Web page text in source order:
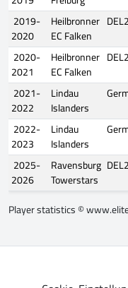
2019-
2020
Heilbronner
EC Falken
DEL2
2020-
2021
Heilbronner
EC Falken
DEL2
2021-
2022
Lindau
Islanders
2022-
2023
Lindau
Islanders
2025-
2026
Ravensburg
Towerstars
DEL2
Player statistics ©